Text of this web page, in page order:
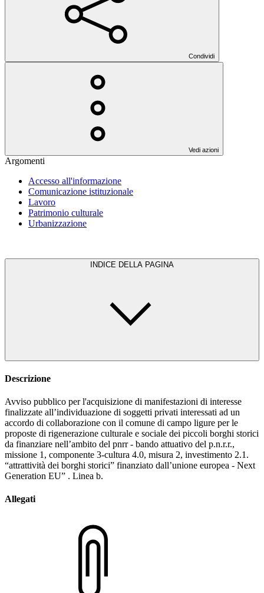
Condividi
Vedi azioni
Argomenti
Accesso all'informazione
Comunicazione istituzionale
Lavoro
Patrimonio culturale
Urbanizzazione
INDICE DELLA PAGINA
Descrizione
Avviso pubblico per l'acquisizione di manifestazioni di interesse
finalizzate all’individuazione di soggetti privati interessati ad un
accordo di collaborazione con il comune di campo ligure per le
proposte di rigenerazione culturale e sociale dei piccoli borghi storici
da finanziare nell’ambito del pnrr - bando attuativo del p.n.r.r.,
missione 1, componente 3-cultura 4.0, misura 2, investimento 2.1.
“attrattività dei borghi storici” finanziato dall’unione europea - Next
Generation EU” . Linea b.
Allegati